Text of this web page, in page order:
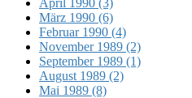
März 1990 (6)
Februar 1990 (4)
November 1989 (2)
September 1989 (1)
August 1989 (2)
Mai 1989 (8)